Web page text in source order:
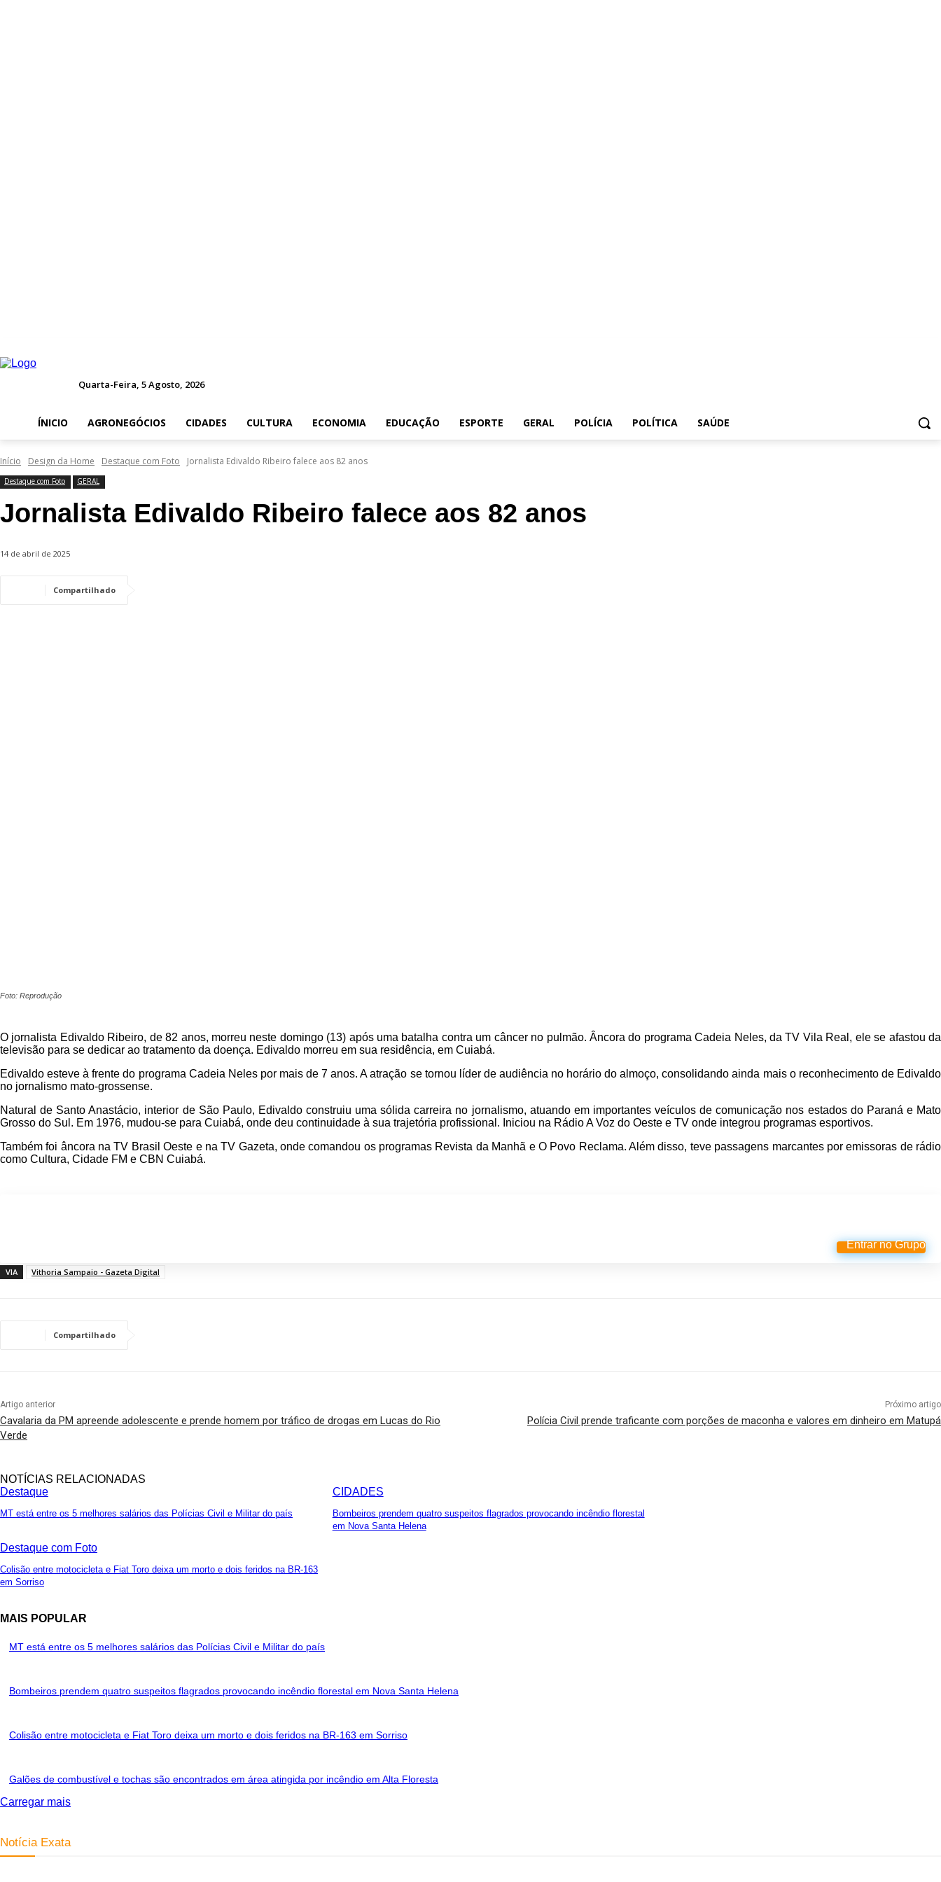
Quarta-Feira, 5 Agosto, 2026
ÍNICIO AGRONEGÓCIOS CIDADES CULTURA ECONOMIA EDUCAÇÃO ESPORTE GERAL POLÍCIA POLÍTICA SAÚDE
Início Design da Home Destaque com Foto Jornalista Edivaldo Ribeiro falece aos 82 anos
Destaque com Foto GERAL
Jornalista Edivaldo Ribeiro falece aos 82 anos
14 de abril de 2025
Compartilhado
Foto: Reprodução
O jornalista Edivaldo Ribeiro, de 82 anos, morreu neste domingo (13) após uma batalha contra um câncer no pulmão. Âncora do programa Cadeia Neles, da TV Vila Real, ele se afastou da
televisão para se dedicar ao tratamento da doença. Edivaldo morreu em sua residência, em Cuiabá.
Edivaldo esteve à frente do programa Cadeia Neles por mais de 7 anos. A atração se tornou líder de audiência no horário do almoço, consolidando ainda mais o reconhecimento de Edivaldo
no jornalismo mato-grossense.
Natural de Santo Anastácio, interior de São Paulo, Edivaldo construiu uma sólida carreira no jornalismo, atuando em importantes veículos de comunicação nos estados do Paraná e Mato
Grosso do Sul. Em 1976, mudou-se para Cuiabá, onde deu continuidade à sua trajetória profissional. Iniciou na Rádio A Voz do Oeste e TV onde integrou programas esportivos.
Também foi âncora na TV Brasil Oeste e na TV Gazeta, onde comandou os programas Revista da Manhã e O Povo Reclama. Além disso, teve passagens marcantes por emissoras de rádio
como Cultura, Cidade FM e CBN Cuiabá.
Entrar no Grupo
VIA Vithoria Sampaio - Gazeta Digital
Compartilhado
Artigo anterior
Cavalaria da PM apreende adolescente e prende homem por tráfico de drogas em Lucas do Rio
Verde
Próximo artigo
Polícia Civil prende traficante com porções de maconha e valores em dinheiro em Matupá
NOTÍCIAS RELACIONADAS
Destaque
MT está entre os 5 melhores salários das Polícias Civil e Militar do país
CIDADES
Bombeiros prendem quatro suspeitos flagrados provocando incêndio florestal
em Nova Santa Helena
Destaque com Foto
Colisão entre motocicleta e Fiat Toro deixa um morto e dois feridos na BR-163
em Sorriso
MAIS POPULAR
MT está entre os 5 melhores salários das Polícias Civil e Militar do país
Bombeiros prendem quatro suspeitos flagrados provocando incêndio florestal em Nova Santa Helena
Colisão entre motocicleta e Fiat Toro deixa um morto e dois feridos na BR-163 em Sorriso
Galões de combustível e tochas são encontrados em área atingida por incêndio em Alta Floresta
Carregar mais
Notícia Exata